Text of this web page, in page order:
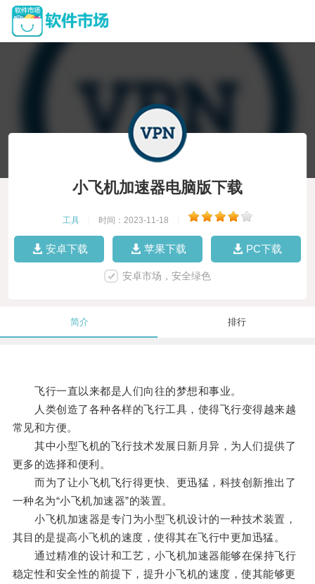
小飞机加速器电脑版下载
工具 时间：2023-11-18
安卓下载 苹果下载 PC下载
安卓市场，安全绿色
简介 排行
飞行一直以来都是人们向往的梦想和事业。
人类创造了各种各样的飞行工具，使得飞行变得越来越
常见和方便。
其中小型飞机的飞行技术发展日新月异，为人们提供了
更多的选择和便利。
而为了让小飞机飞行得更快、更迅猛，科技创新推出了
一种名为“小飞机加速器”的装置。
小飞机加速器是专门为小型飞机设计的一种技术装置，
其目的是提高小飞机的速度，使得其在飞行中更加迅猛。
通过精准的设计和工艺，小飞机加速器能够在保持飞行
稳定性和安全性的前提下，提升小飞机的速度，使其能够更